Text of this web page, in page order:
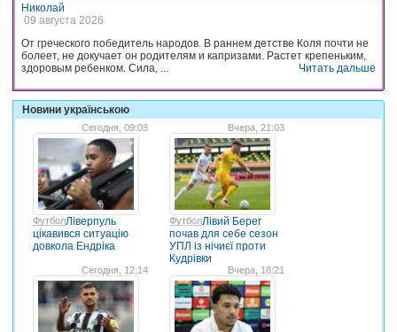
Николай
09 августа 2026
От греческого победитель народов. В раннем детстве Коля почти не
болеет, не докучает он родителям и капризами. Растет крепеньким,
здоровым ребенком. Сила, ...
Читать дальше
Новини українською
Сегодня, 09:03
ФутболЛіверпуль
цікавився ситуацію
довкола Ендріка
Вчера, 21:03
ФутболЛівий Берег
почав для себе сезон
УПЛ із нічиєї проти
Кудрівки
Сегодня, 12:14 Вчера, 18:21